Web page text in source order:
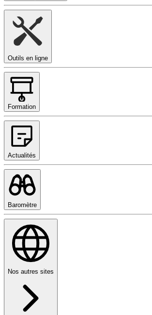
Outils en ligne
Formation
Actualités
Baromètre
Nos autres sites